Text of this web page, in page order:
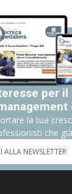
per
la tua
che
ALLA NEWSLETTER